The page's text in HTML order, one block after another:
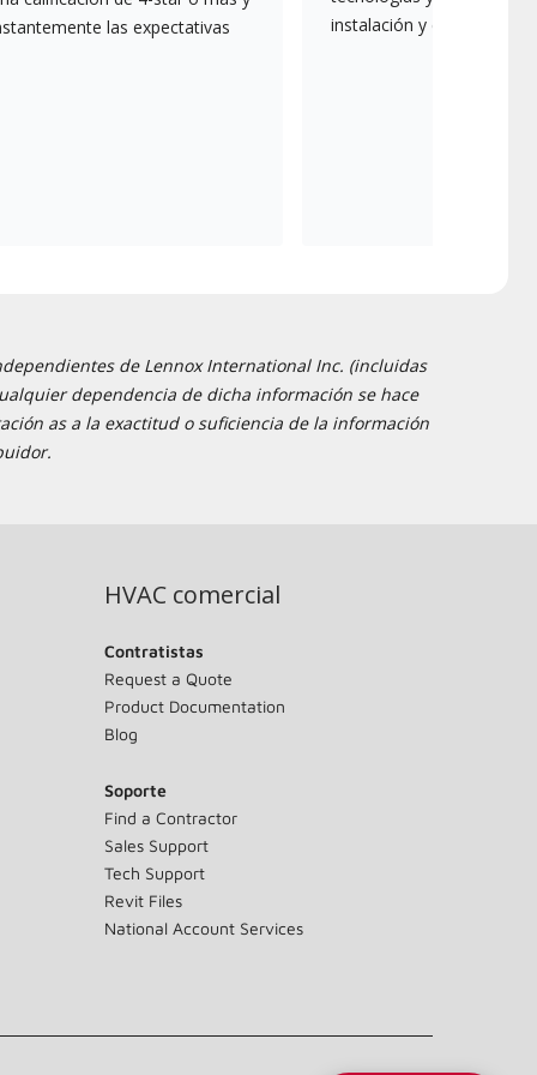
las expectativas
instalación y el
de Lennox International Inc. (incluidas
dependencia de dicha información se hace
as a la exactitud o suficiencia de la información
HVAC comercial
Contratistas
Request a Quote
Product Documentation
Blog
Soporte
Find a Contractor
Sales Support
Tech Support
Revit Files
National Account Services